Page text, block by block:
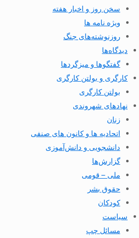
سخن روز و اخبار هفته
ویژه نامه ها
روزنوشته‌های جنگ
دیدگاه‌ها
گفتگوها و میزگردها
کارگری و بولتن کارگری
بولتن کارگری
نهادهای شهروندی
زنان
اتحادیه ها و کانون های صنفی
دانشجویی و دانش‌آموزی
گزارش‌ها
ملی – قومی
حقوق بشر
کودکان
سیاست
مسائل چپ